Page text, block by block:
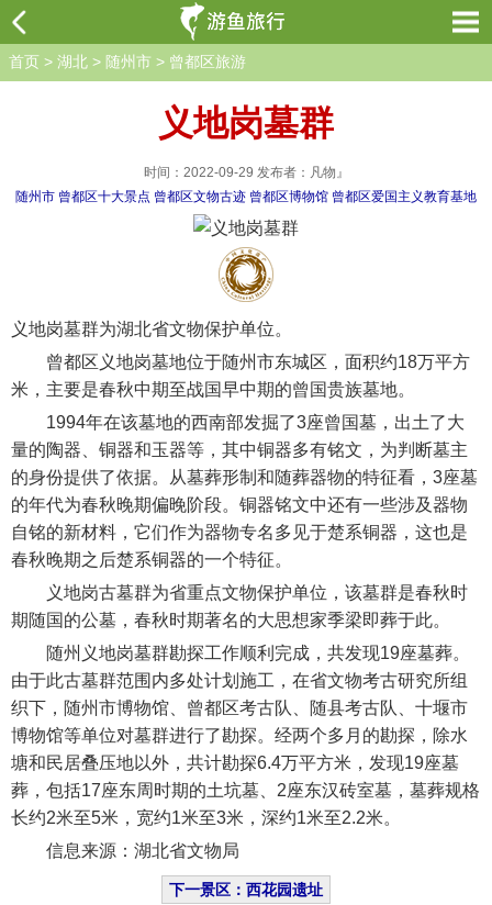
首页 > 湖北 > 随州市 > 曾都区旅游
义地岗墓群
时间：2022-09-29 发布者：凡物』
随州市 曾都区十大景点 曾都区文物古迹 曾都区博物馆 曾都区爱国主义教育基地
义地岗墓群为湖北省文物保护单位。
曾都区义地岗墓地位于随州市东城区，面积约18万平方
米，主要是春秋中期至战国早中期的曾国贵族墓地。
1994年在该墓地的西南部发掘了3座曾国墓，出土了大
量的陶器、铜器和玉器等，其中铜器多有铭文，为判断墓主
的身份提供了依据。从墓葬形制和随葬器物的特征看，3座墓
的年代为春秋晚期偏晚阶段。铜器铭文中还有一些涉及器物
自铭的新材料，它们作为器物专名多见于楚系铜器，这也是
春秋晚期之后楚系铜器的一个特征。
义地岗古墓群为省重点文物保护单位，该墓群是春秋时
期随国的公墓，春秋时期著名的大思想家季梁即葬于此。
随州义地岗墓群勘探工作顺利完成，共发现19座墓葬。
由于此古墓群范围内多处计划施工，在省文物考古研究所组
织下，随州市博物馆、曾都区考古队、随县考古队、十堰市
博物馆等单位对墓群进行了勘探。经两个多月的勘探，除水
塘和民居叠压地以外，共计勘探6.4万平方米，发现19座墓
葬，包括17座东周时期的土坑墓、2座东汉砖室墓，墓葬规格
长约2米至5米，宽约1米至3米，深约1米至2.2米。
信息来源：湖北省文物局
下一景区：西花园遗址